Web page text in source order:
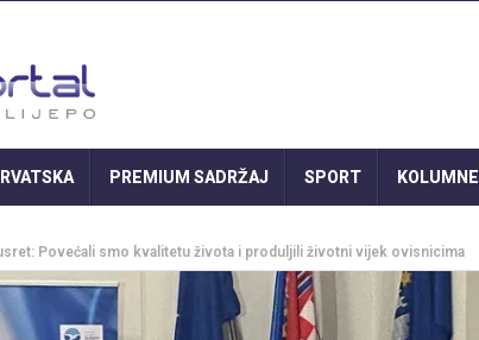
PREMIUM SADRŽAJ SPORT KOLUMNE
Povećali smo kvalitetu života i produljili životni vijek ovisnicima